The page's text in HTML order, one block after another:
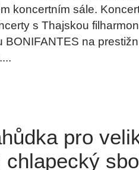
koncertním sále.
s Thajskou
BONIFANTES na
pro
chlapecký